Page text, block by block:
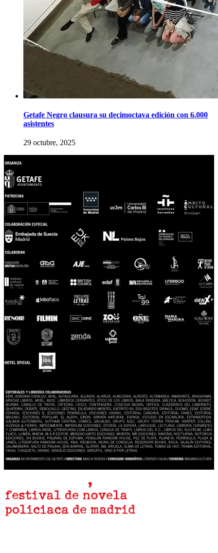
Getafe Negro clausura su decimoctava edición con 6.000
asistentes
29 octubre, 2025